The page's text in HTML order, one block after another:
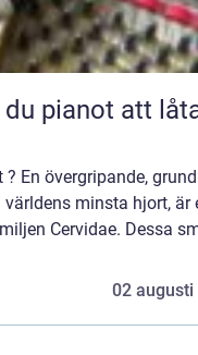
En övergripande,
minsta hjort, är
Cervidae. Dessa
02 augusti